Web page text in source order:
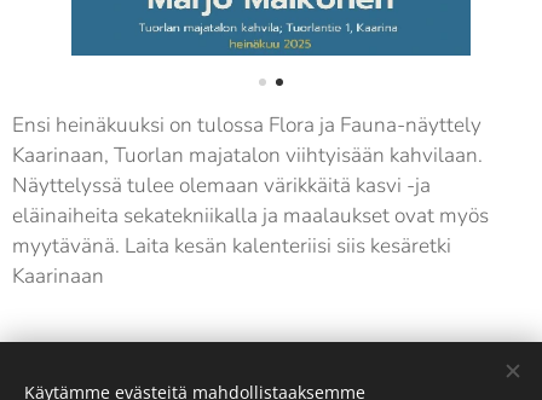
Ensi heinäkuuksi on tulossa Flora ja Fauna-näyttely
Kaarinaan, Tuorlan majatalon viihtyisään kahvilaan.
Näyttelyssä tulee olemaan värikkäitä kasvi -ja
eläinaiheita sekatekniikalla ja maalaukset ovat myös
myytävänä. Laita kesän kalenteriisi siis kesäretki
Kaarinaan☺️🌸
Share
Käytämme evästeitä mahdollistaaksemme